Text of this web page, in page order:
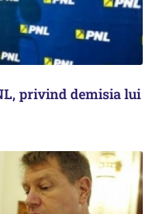
privind demisia lui